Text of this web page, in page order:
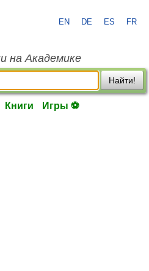
EN DE ES FR
на Академике
Найти!
Книги Игры ⚽